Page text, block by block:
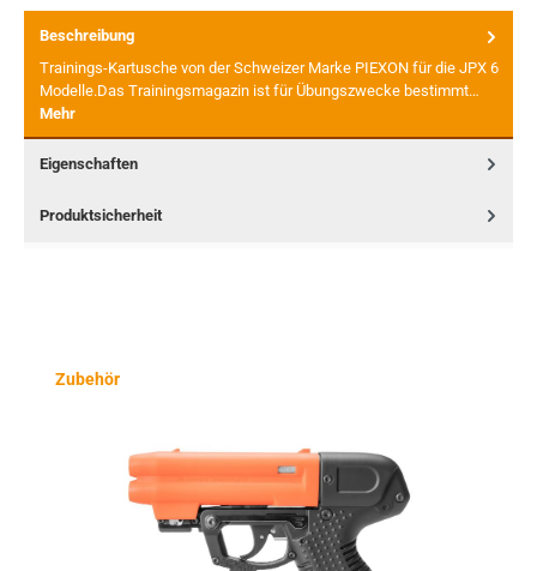
Beschreibung
Trainings-Kartusche von der Schweizer Marke PIEXON für die JPX 6
Modelle.Das Trainingsmagazin ist für Übungszwecke bestimmt…
Mehr
Eigenschaften
Produktsicherheit
Produktgalerie überspringen
Zubehör